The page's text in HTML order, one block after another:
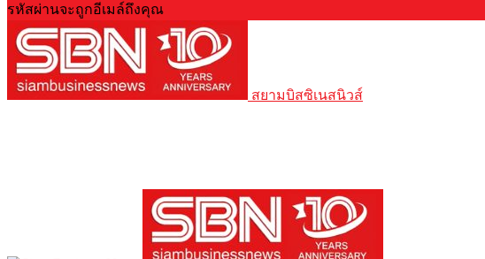
รหัสผ่านจะถูกอีเมล์ถึงคุณ
สยามบิสซิเนสนิวส์